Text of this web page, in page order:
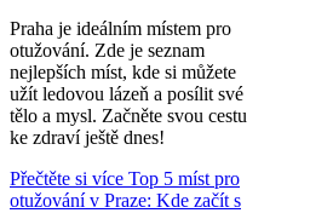
Praha je ideálním místem pro
otužování. Zde je seznam
nejlepších míst, kde si můžete
užít ledovou lázeň a posílit své
tělo a mysl. Začněte svou cestu
ke zdraví ještě dnes!
Přečtěte si více Top 5 míst pro
otužování v Praze: Kde začít s